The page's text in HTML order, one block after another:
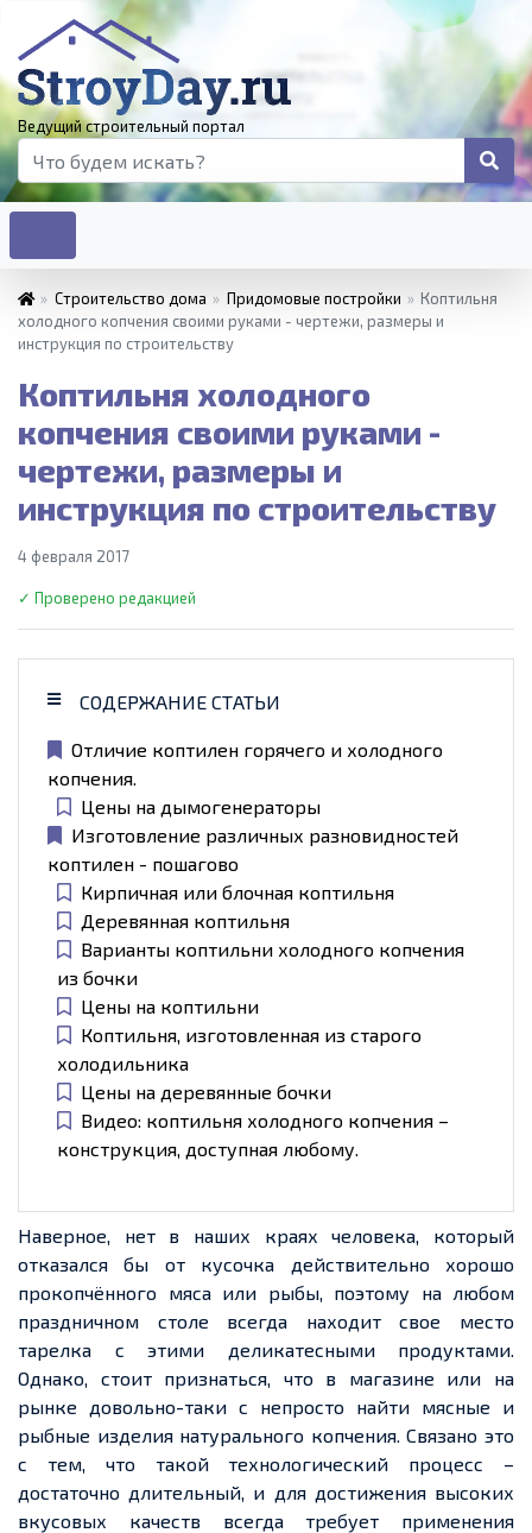
Ведущий строительный портал
» Строительство дома » Придомовые постройки » Коптильня
холодного копчения своими руками - чертежи, размеры и
инструкция по строительству
Коптильня холодного
копчения своими руками -
чертежи, размеры и
инструкция по строительству
4 февраля 2017
✓ Проверено редакцией
СОДЕРЖАНИЕ СТАТЬИ
Отличие коптилен горячего и холодного
копчения.
Цены на дымогенераторы
Изготовление различных разновидностей
коптилен - пошагово
Кирпичная или блочная коптильня
Деревянная коптильня
Варианты коптильни холодного копчения
из бочки
Цены на коптильни
Коптильня, изготовленная из старого
холодильника
Цены на деревянные бочки
Видео: коптильня холодного копчения –
конструкция, доступная любому.
Наверное, нет в наших краях человека, который
отказался бы от кусочка действительно хорошо
прокопчённого мяса или рыбы, поэтому на любом
праздничном столе всегда находит свое место
тарелка с этими деликатесными продуктами.
Однако, стоит признаться, что в магазине или на
рынке довольно-таки с непросто найти мясные и
рыбные изделия натурального копчения. Связано это
с тем, что такой технологический процесс –
достаточно длительный, и для достижения высоких
вкусовых качеств всегда требует применения